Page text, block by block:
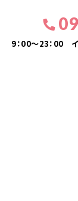
9：00～23：00